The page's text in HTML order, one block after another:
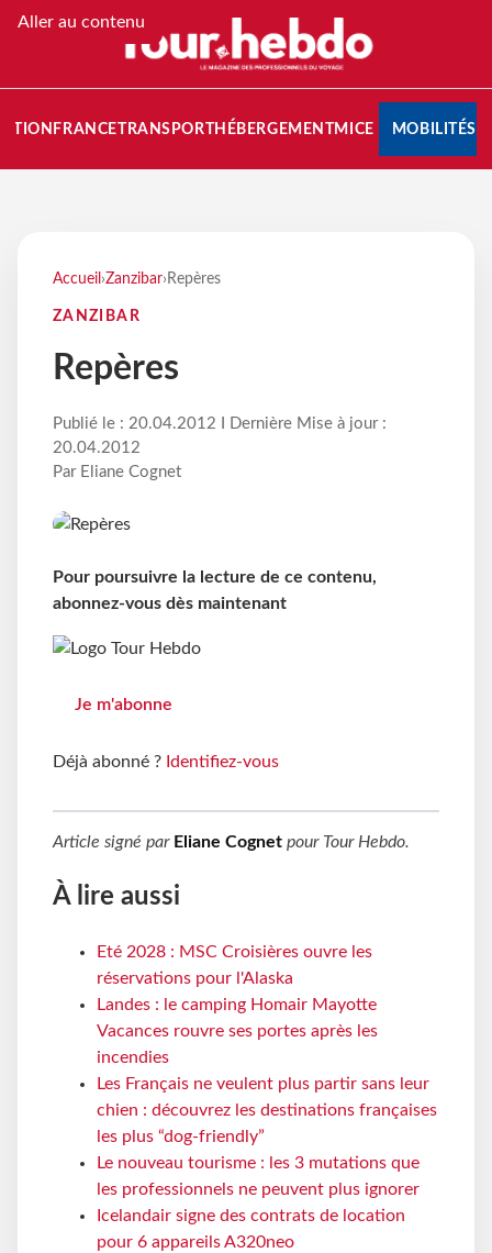
Aller au contenu
FRANCETRANSPORT HÉBERGEMENTMICE MOBILITÉS
Accueil ›Zanzibar› Repères
ZANZIBAR
Repères
Publié le : 20.04.2012 I Dernière Mise à jour :
20.04.2012
Par Eliane Cognet
Pour poursuivre la lecture de ce contenu,
abonnez-vous dès maintenant
Je m'abonne
Déjà abonné ? Identifiez-vous
Article signé par Eliane Cognet pour Tour Hebdo.
À lire aussi
Eté 2028 : MSC Croisières ouvre les
réservations pour l'Alaska
Landes : le camping Homair Mayotte
Vacances rouvre ses portes après les
incendies
Les Français ne veulent plus partir sans leur
chien : découvrez les destinations françaises
les plus “dog-friendly”
Le nouveau tourisme : les 3 mutations que
les professionnels ne peuvent plus ignorer
Icelandair signe des contrats de location
pour 6 appareils A320neo